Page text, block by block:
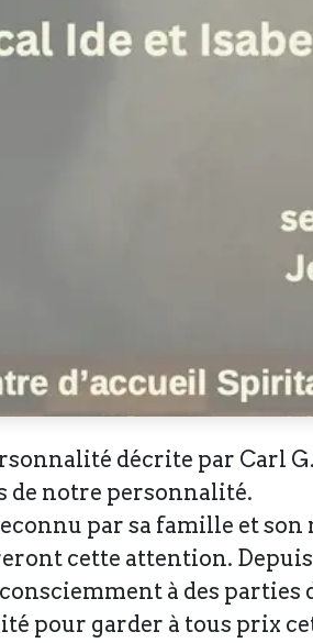
décrite par Carl
de notre personnalité.
par sa famille et son
cette attention.
à des parties
pour garder à tous prix